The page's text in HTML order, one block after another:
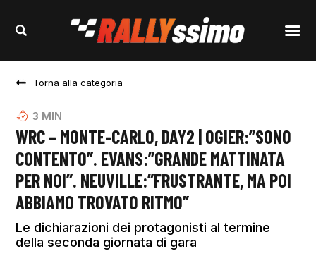
Torna alla categoria
3 MIN
WRC – MONTE-CARLO, DAY2 | OGIER:”SONO
CONTENTO”. EVANS:”GRANDE MATTINATA
PER NOI”. NEUVILLE:”FRUSTRANTE, MA POI
ABBIAMO TROVATO RITMO”
Le dichiarazioni dei protagonisti al termine
della seconda giornata di gara